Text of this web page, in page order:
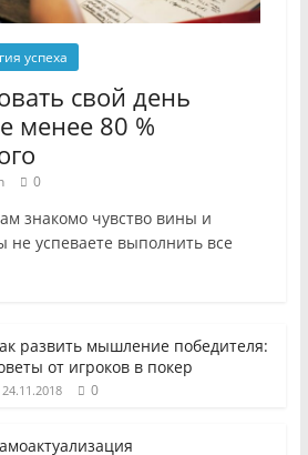
успеха
свой день
менее 80 %
0
чувство вины и
не успеваете выполнить все
развить мышление победителя:
от игроков в покер
24.11.2018 0